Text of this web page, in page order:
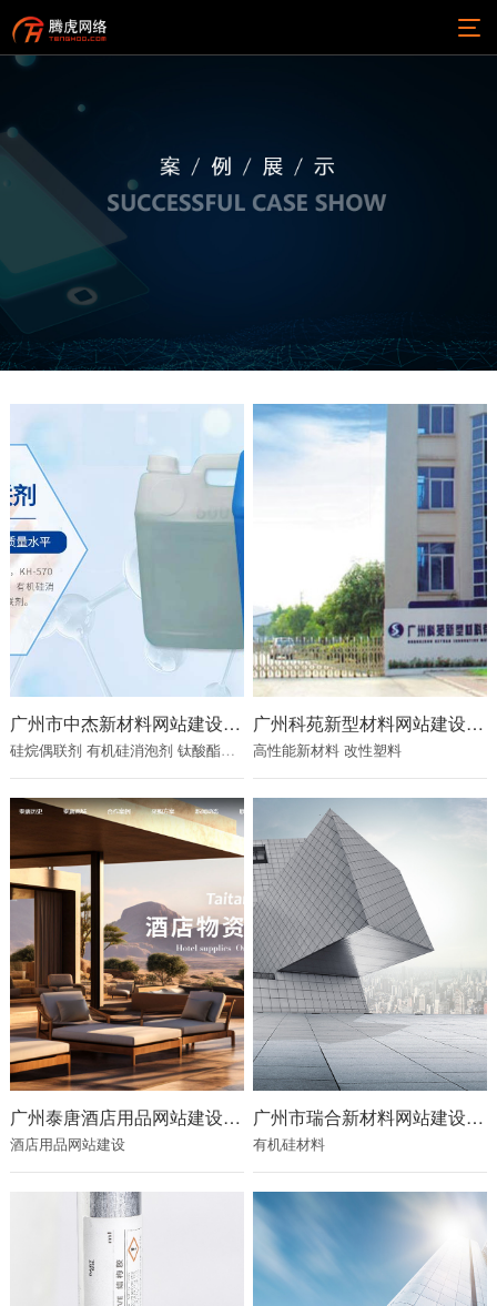
广州市中杰新材料网站建设项目
硅烷偶联剂 有机硅消泡剂 钛酸酯偶联剂
广州科苑新型材料网站建设项目
高性能新材料 改性塑料
广州泰唐酒店用品网站建设项目
酒店用品网站建设
广州市瑞合新材料网站建设项目
有机硅材料